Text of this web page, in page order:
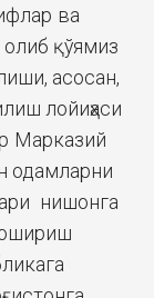
ва
қўямиз
асосан,
лойиҳаси
Марказий
одамларни
нишонга
ошириш